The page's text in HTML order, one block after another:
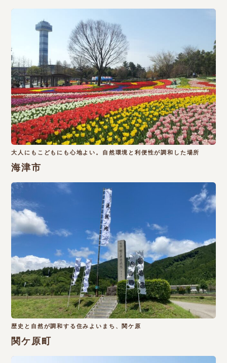
大人にもこどもにも心地よい。自然環境と利便性が調和した場所
海津市
歴史と自然が調和する住みよいまち、関ケ原
関ケ原町